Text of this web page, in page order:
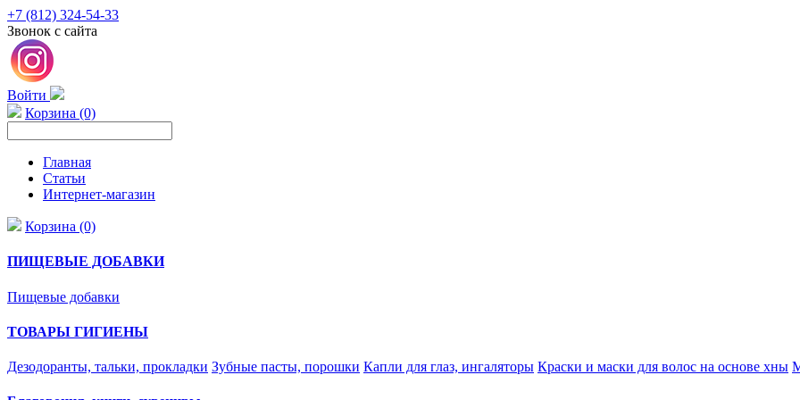
+7 (812) 324-54-33
Звонок с сайта
Войти
Корзина (0)
Главная
Статьи
Интернет-магазин
Корзина (0)
ПИЩЕВЫЕ ДОБАВКИ
Пищевые добавки
ТОВАРЫ ГИГИЕНЫ
Дезодоранты, тальки, прокладки Зубные пасты, порошки Капли для глаз, ингаляторы Краски и маски для волос на основе хны